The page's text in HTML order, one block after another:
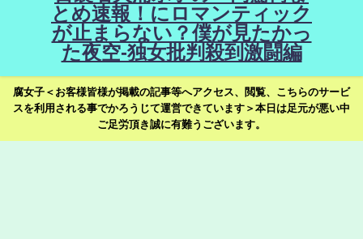
とめ速報！にロマンティック
が止まらない？僕が見たかっ
た夜空-独女批判殺到激闘編
腐女子＜お客様皆様が掲載の記事等へアクセス、閲覧、こちらのサービ
スを利用される事でかろうじて運営できています＞本日は足元が悪い中
ご足労頂き誠に有難うございます。